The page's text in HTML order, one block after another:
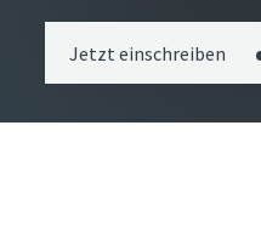
Jetzt einschreiben